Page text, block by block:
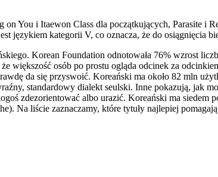
You i Itaewon Class dla początkujących, Parasite i
językiem kategorii V, co oznacza, że do osiągnięcia
Korean Foundation odnotowała 76% wzrost
większość osób po prostu ogląda odcinek za
da się przyswoić. Koreański ma około 82 mln
standardowy dialekt seulski. Inne pokazują, jak
zdezorientować albo urazić. Koreański ma
Na liście zaznaczamy, które tytuły najlepiej